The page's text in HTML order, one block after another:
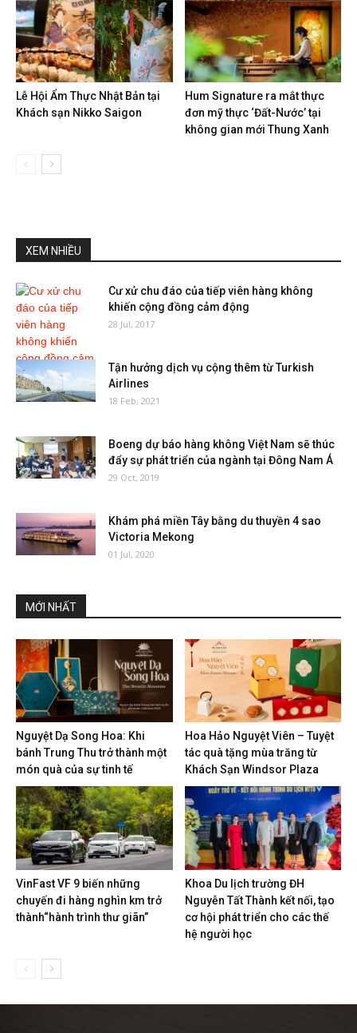
Lễ Hội Ẩm Thực Nhật Bản tại
Khách sạn Nikko Saigon
Hum Signature ra mắt thực
đơn mỹ thực ‘Đất-Nước’ tại
không gian mới Thung Xanh
XEM NHIỀU
Cư xử chu đáo của tiếp viên hàng không
khiến cộng đồng cảm động
28 Jul, 2017
Tận hưởng dịch vụ cộng thêm từ Turkish
Airlines
18 Feb, 2021
Boeng dự báo hàng không Việt Nam sẽ thúc
đẩy sự phát triển của ngành tại Đông Nam Á
29 Oct, 2019
Khám phá miền Tây bằng du thuyền 4 sao
Victoria Mekong
01 Jul, 2020
MỚI NHẤT
Nguyệt Dạ Song Hoa: Khi
bánh Trung Thu trở thành một
món quà của sự tinh tế
Hoa Hảo Nguyệt Viên – Tuyệt
tác quà tặng mùa trăng từ
Khách Sạn Windsor Plaza
VinFast VF 9 biến những
chuyến đi hàng nghìn km trở
thành“hành trình thư giãn”
Khoa Du lịch trường ĐH
Nguyễn Tất Thành kết nối, tạo
cơ hội phát triển cho các thế
hệ người học